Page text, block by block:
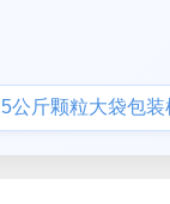
公斤颗粒大袋包